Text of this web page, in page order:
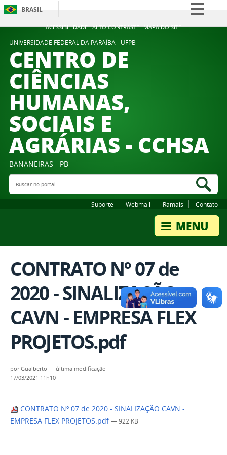
ACESSIBILIDADE ALTO CONTRASTE MAPA DO SITE
BRASIL
Simplifique!
UNIVERSIDADE FEDERAL DA PARAÍBA - UFPB
CENTRO DE
CIÊNCIAS
HUMANAS,
SOCIAIS E
AGRÁRIAS - CCHSA
BANANEIRAS - PB
Buscar no portal
Suporte Webmail Ramais Contato
CONTRATO Nº 07 de
2020 - SINALIZAÇÃO
CAVN - EMPRESA FLEX
PROJETOS.pdf
porGualberto — última modificação
17/03/2021 11h10
CONTRATO Nº 07 de 2020 - SINALIZAÇÃO CAVN -
EMPRESA FLEX PROJETOS.pdf — 922 KB